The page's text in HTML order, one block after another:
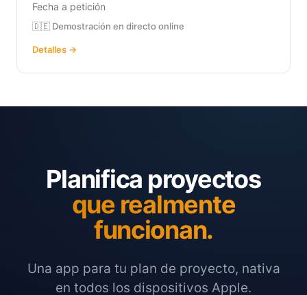
Fecha a petición
🇩🇪 Demostración en directo online
Detalles →
Planifica proyectos
que realmente
funcionan.
Una app para tu plan de proyecto, nativa
en todos los dispositivos Apple.